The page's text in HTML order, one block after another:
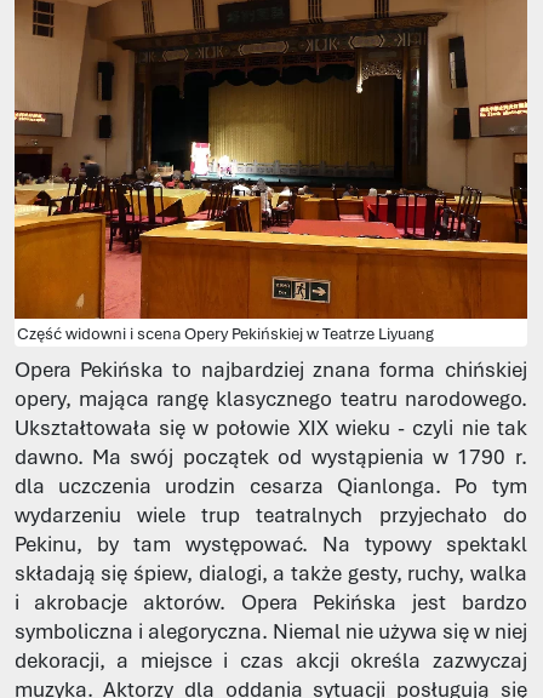
Część widowni i scena Opery Pekińskiej w Teatrze Liyuang
Opera Pekińska to najbardziej znana forma chińskiej
opery, mająca rangę klasycznego teatru narodowego.
Ukształtowała się w połowie XIX wieku - czyli nie tak
dawno. Ma swój początek od wystąpienia w 1790 r.
dla uczczenia urodzin cesarza Qianlonga. Po tym
wydarzeniu wiele trup teatralnych przyjechało do
Pekinu, by tam występować. Na typowy spektakl
składają się śpiew, dialogi, a także gesty, ruchy, walka
i akrobacje aktorów. Opera Pekińska jest bardzo
symboliczna i alegoryczna. Niemal nie używa się w niej
dekoracji, a miejsce i czas akcji określa zazwyczaj
muzyka. Aktorzy dla oddania sytuacji posługują się